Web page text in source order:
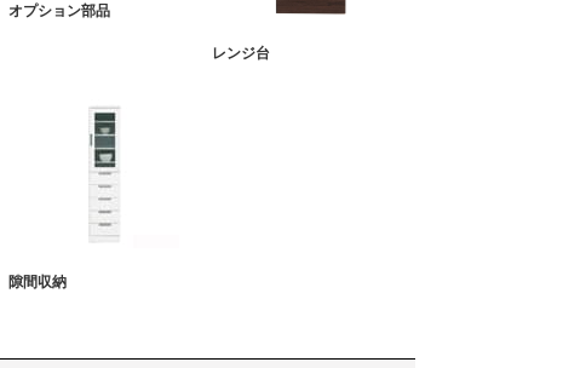
オプション部品
レンジ台
隙間収納